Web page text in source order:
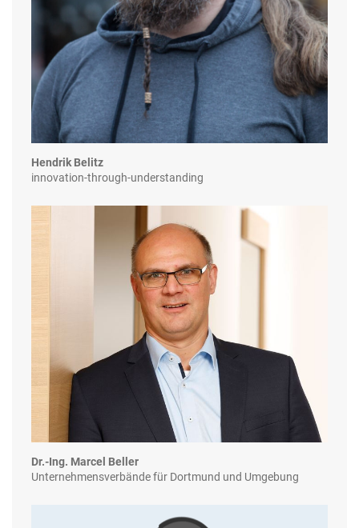
Hendrik Belitz
innovation-through-understanding
Dr.-Ing. Marcel Beller
Unternehmensverbände für Dortmund und Umgebung